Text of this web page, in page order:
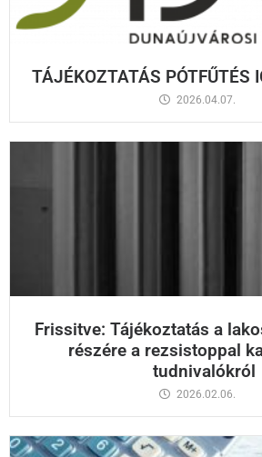
TÁJÉKOZTATÁS PÓTFŰTÉS
2026.04.07.
Frissitve: Tájékoztatás a
részére a rezsistoppal
tudnivalókról
2026.02.06.